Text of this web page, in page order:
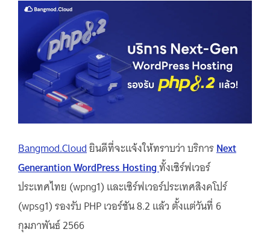
Bangmod.Cloudยินดีที่จะแจ้งให้ทราบว่า บริการNext
Generantion WordPress Hostingทั้งเซิร์ฟเวอร์
ประเทศไทย (wpng1) และเซิร์ฟเวอร์ประเทศสิงคโปร์
(wpsg1) รองรับ PHP เวอร์ชัน 8.2 แล้ว ตั้งแต่วันที่ 6
กุมภาพันธ์ 2566